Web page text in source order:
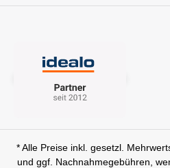
* Alle Preise inkl. gesetzl.
und ggf. Nachnahmegebühren,